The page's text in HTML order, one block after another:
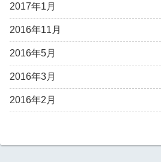
2017年1月
2016年11月
2016年5月
2016年3月
2016年2月